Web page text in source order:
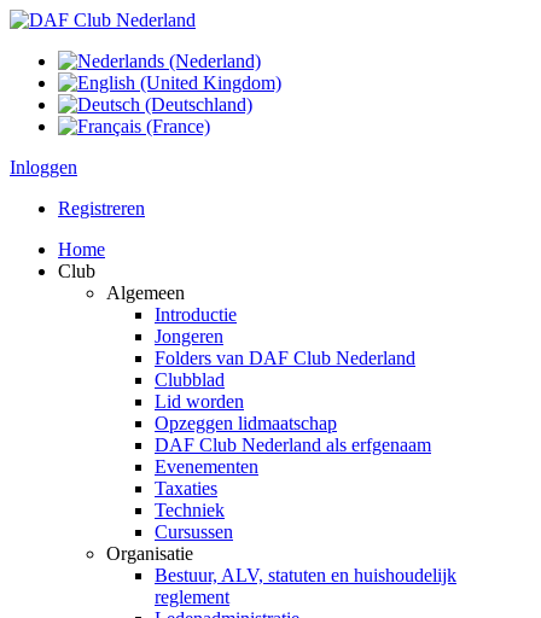
Inloggen
Registreren
Home
Club
Algemeen
Introductie
Jongeren
Folders van DAF Club Nederland
Clubblad
Lid worden
Opzeggen lidmaatschap
DAF Club Nederland als erfgenaam
Evenementen
Taxaties
Techniek
Cursussen
Organisatie
Bestuur, ALV, statuten en huishoudelijk
reglement